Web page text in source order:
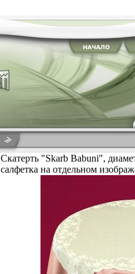
Скатерть "Skarb Babuni",
салфетка на отдельном